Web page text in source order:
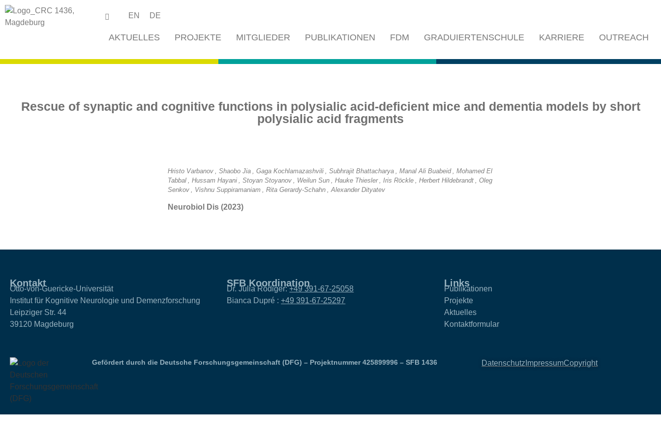
EN DE
AKTUELLES PROJEKTE MITGLIEDER PUBLIKATIONEN FDM GRADUIERTENSCHULE KARRIERE OUTREACH
Rescue of synaptic and cognitive functions in polysialic acid-deficient mice and dementia models by short
polysialic acid fragments
Hristo Varbanov , Shaobo Jia , Gaga Kochlamazashvili , Subhrajit Bhattacharya , Manal Ali Buabeid , Mohamed El
Tabbal , Hussam Hayani , Stoyan Stoyanov , Weilun Sun , Hauke Thiesler , Iris Röckle , Herbert Hildebrandt , Oleg
Senkov , Vishnu Suppiramaniam , Rita Gerardy-Schahn , Alexander Dityatev
Neurobiol Dis (2023)
Kontakt
Otto-von-Guericke-Universität
Institut für Kognitive Neurologie und Demenzforschung
Leipziger Str. 44
39120 Magdeburg
SFB Koordination
Dr. Julia Rödiger:+49 391-67-25058
Bianca Dupré :+49 391-67-25297
Links
Publikationen
Projekte
Aktuelles
Kontaktformular
Gefördert durch die Deutsche Forschungsgemeinschaft (DFG) – Projektnummer 425899996 – SFB 1436 Datenschutz ImpressumCopyright